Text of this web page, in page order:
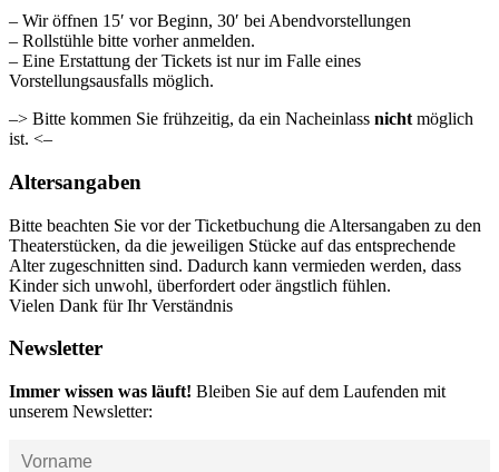
– Wir öffnen 15′ vor Beginn, 30′ bei Abendvorstellungen
– Rollstühle bitte vorher anmelden.
– Eine Erstattung der Tickets ist nur im Falle eines
Vorstellungsausfalls möglich.
–> Bitte kommen Sie frühzeitig, da ein Nacheinlass nicht möglich
ist. <–
Altersangaben
Bitte beachten Sie vor der Ticketbuchung die Altersangaben zu den
Theaterstücken, da die jeweiligen Stücke auf das entsprechende
Alter zugeschnitten sind. Dadurch kann vermieden werden, dass
Kinder sich unwohl, überfordert oder ängstlich fühlen.
Vielen Dank für Ihr Verständnis
Newsletter
Immer wissen was läuft! Bleiben Sie auf dem Laufenden mit
unserem Newsletter: